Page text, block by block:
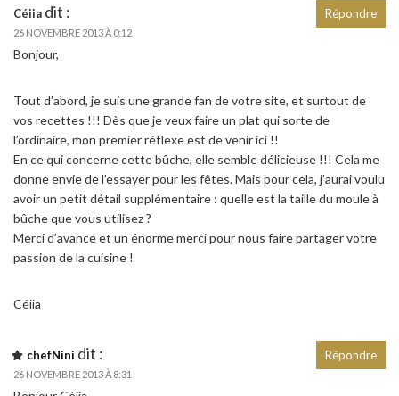
Céiia dit :
26 NOVEMBRE 2013 À 0:12
Bonjour,
Tout d’abord, je suis une grande fan de votre site, et surtout de
vos recettes !!! Dès que je veux faire un plat qui sorte de
l’ordinaire, mon premier réflexe est de venir ici !!
En ce qui concerne cette bûche, elle semble délicieuse !!! Cela me
donne envie de l’essayer pour les fêtes. Mais pour cela, j’aurai voulu
avoir un petit détail supplémentaire : quelle est la taille du moule à
bûche que vous utilisez ?
Merci d’avance et un énorme merci pour nous faire partager votre
passion de la cuisine !
Céiia
Répondre
chefNini dit :
26 NOVEMBRE 2013 À 8:31
Répondre